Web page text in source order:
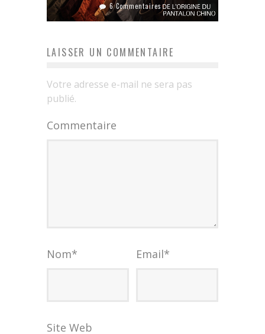
6 Commentaires
LAISSER UN COMMENTAIRE
Votre adresse e-mail ne sera pas
publié.
Commentaire
Nom* Email*
Site Web